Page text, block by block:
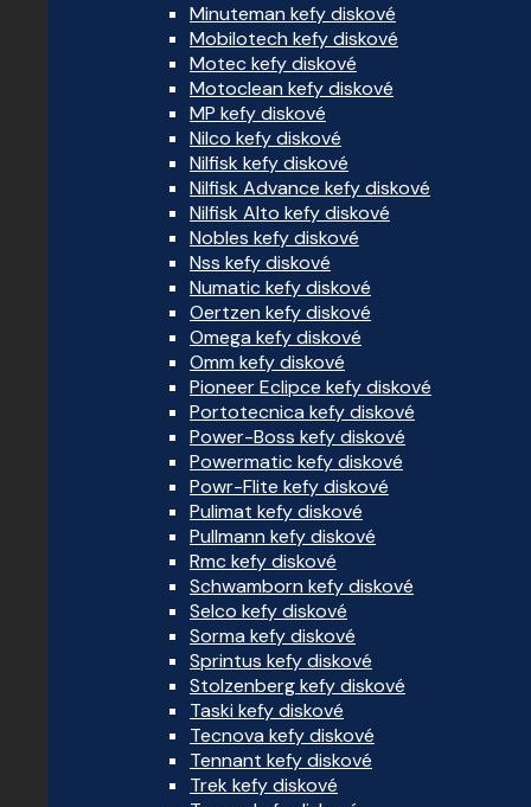
Minuteman kefy diskové
Mobilotech kefy diskové
Motec kefy diskové
Motoclean kefy diskové
MP kefy diskové
Nilco kefy diskové
Nilfisk kefy diskové
Nilfisk Advance kefy diskové
Nilfisk Alto kefy diskové
Nobles kefy diskové
Nss kefy diskové
Numatic kefy diskové
Oertzen kefy diskové
Omega kefy diskové
Omm kefy diskové
Pioneer Eclipce kefy diskové
Portotecnica kefy diskové
Power-Boss kefy diskové
Powermatic kefy diskové
Powr-Flite kefy diskové
Pulimat kefy diskové
Pullmann kefy diskové
Rmc kefy diskové
Schwamborn kefy diskové
Selco kefy diskové
Sorma kefy diskové
Sprintus kefy diskové
Stolzenberg kefy diskové
Taski kefy diskové
Tecnova kefy diskové
Tennant kefy diskové
Trek kefy diskové